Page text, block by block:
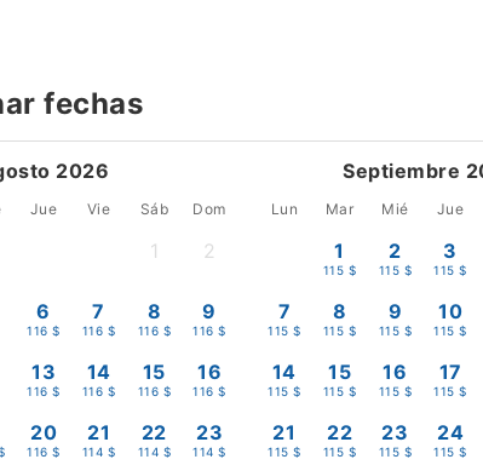
fechas
2026
Jue Vie Sáb Dom
1 2
6
116 $
7
116 $
8
116 $
9
116 $
13
116 $
14
116 $
15
116 $
16
116 $
20
116 $
21
114 $
22
114 $
23
114 $
Septiembre
Lun Mar Mié Jue
1
115 $
2
115 $
3
115 $
7
115 $
8
115 $
9
115 $
10
115 $
14
115 $
15
115 $
16
115 $
17
115 $
21
115 $
22
115 $
23
115 $
24
115 $